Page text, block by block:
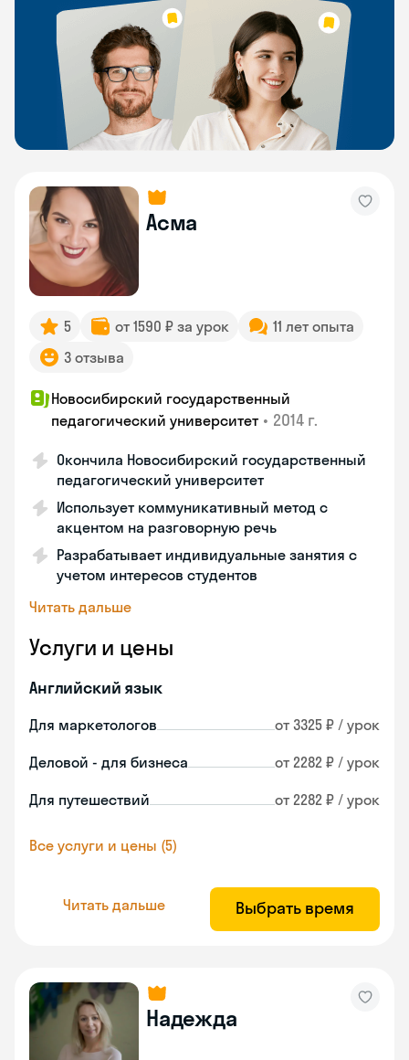
Асма
5 от 1590 ₽ за урок
11 лет опыта
3 отзыва
Новосибирский государственный
педагогический университет • 2014 г.
Окончила Новосибирский государственный
педагогический университет
Использует коммуникативный метод с
акцентом на разговорную речь
Разрабатывает индивидуальные занятия с
учетом интересов студентов
Читать дальше
Услуги и цены
Английский язык
Для маркетологов от 3325 ₽ / урок
Деловой - для бизнеса от 2282 ₽ / урок
Для путешествий от 2282 ₽ / урок
Все услуги и цены (5)
Читать дальше Выбрать время
Надежда